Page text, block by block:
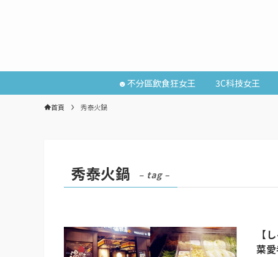
☻不分區飲食狂女王 3C科技女王
首頁 秀泰火鍋
秀泰火鍋 – tag –
【
菜